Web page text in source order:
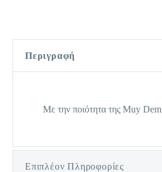
Περιγραφή
Με την ποιότητα της Muy
Επιπλέον Πληροφορίες